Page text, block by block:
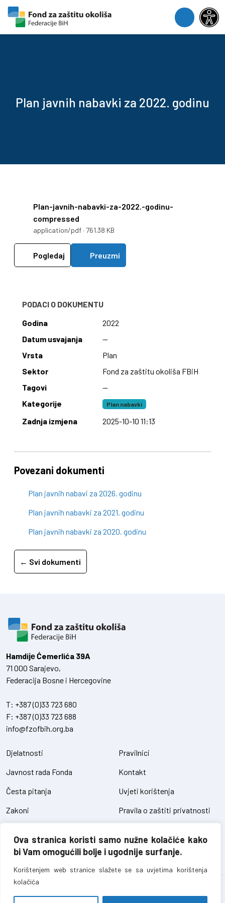
Ova stranica koristi samo nužne kolačiće kako
bi Vam omogućili bolje i ugodnije surfanje.
Korištenjem web stranice slažete se sa uvjetima korištenja
kolačića
Skip to content
Skip to footer
Menu
Plan javnih nabavki za 2022. godinu
Plan-javnih-nabavki-za-2022.-godinu-
compressed
application/pdf · 761.38 KB
Pogledaj Preuzmi
PODACI O DOKUMENTU
Godina
2022
Datum usvajanja
—
Vrsta
Plan
Sektor
Fond za zaštitu okoliša FBiH
Tagovi
—
Kategorije
Plan nabavki
Zadnja izmjena 2025-10-10 11:13
Povezani dokumenti
Plan javnih nabavi za 2026. godinu
Plan javnih nabavki za 2021. godinu
Plan javnih nabavki za 2020. godinu
← Svi dokumenti
Hamdiје Ćemerlića 39A
71 000 Sarajevo,
Federacija Bosne i Hercegovine
T: +387 (0)33 723 680
F: +387 (0)33 723 688
info@fzofbih.org.ba
Djelatnosti
Javnost rada Fonda
Česta pitanja
Zakoni
Pravilnici
Kontakt
Uvjeti korištenja
Pravila o zaštiti privatnosti
Pristup informacijama
developmentSIK